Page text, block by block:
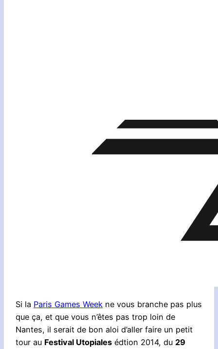
Si la Paris Games Week ne vous branche pas plus
que ça, et que vous n’êtes pas trop loin de
Nantes, il serait de bon aloi d’aller faire un petit
tour au Festival Utopiales édtion 2014, du 29